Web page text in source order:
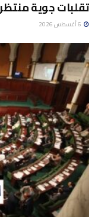
تقلبات جوية